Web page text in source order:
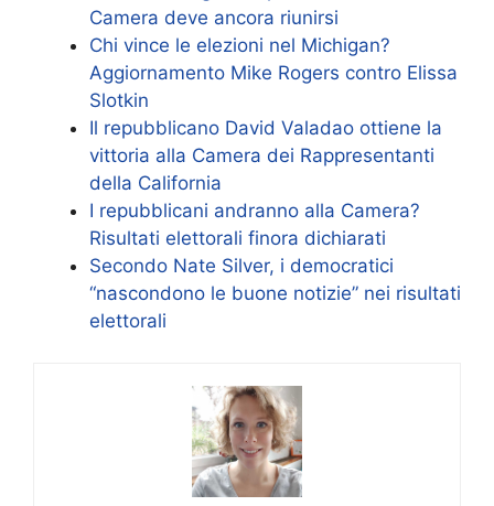
Camera deve ancora riunirsi
Chi vince le elezioni nel Michigan?
Aggiornamento Mike Rogers contro Elissa
Slotkin
Il repubblicano David Valadao ottiene la
vittoria alla Camera dei Rappresentanti
della California
I repubblicani andranno alla Camera?
Risultati elettorali finora dichiarati
Secondo Nate Silver, i democratici
“nascondono le buone notizie” nei risultati
elettorali